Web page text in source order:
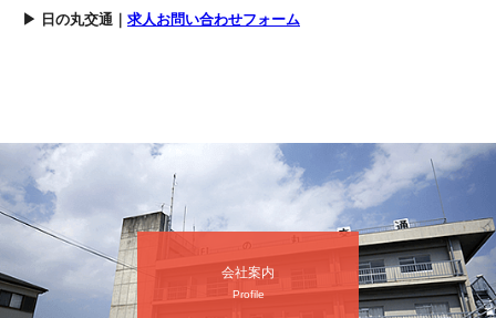
▶ 日の丸交通｜ 求人お問い合わせフォーム
会社案内
Profile